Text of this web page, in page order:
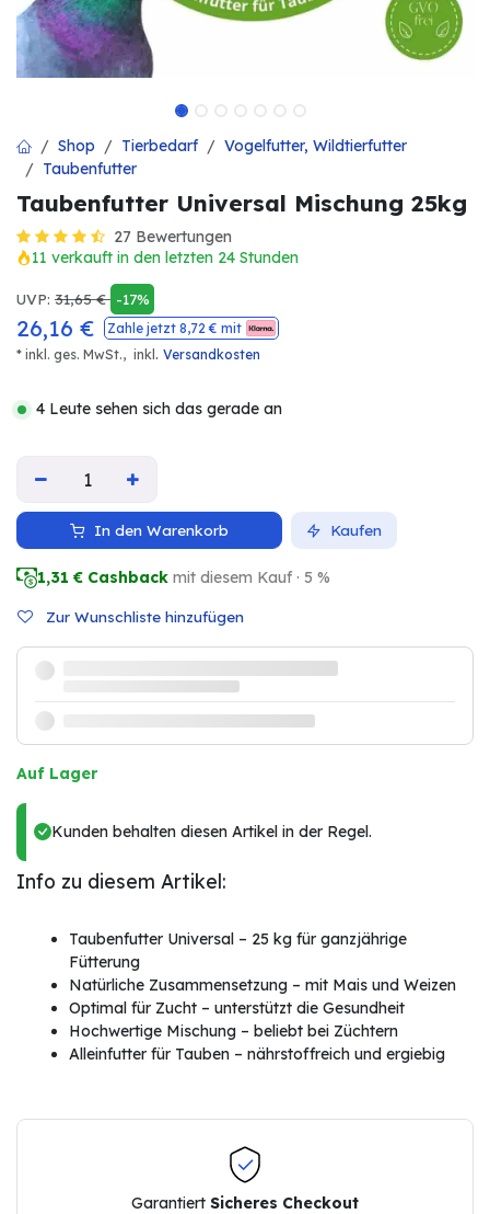
Shop Tierbedarf
Vogelfutter, Wildtierfutter
Taubenfutter
Taubenfutter Universal Mischung 25kg
27 Bewertungen
11 verkauft in den letzten 24 Stunden
UVP: 31,65€ -17%
26,16 € Zahle jetzt 8,72 € mit
* inkl. ges. MwSt., inkl . Versandkosten
4 Leute sehen sich das gerade an
In den Warenkorb Kaufen
1,31 € Cashback mit diesem Kauf · 5 %
Zur Wunschliste hinzufügen
Auf Lager
Kunden behalten diesen Artikel in der Regel.
Info zu diesem Artikel:
Taubenfutter Universal – 25 kg für ganzjährige
Fütterung
Natürliche Zusammensetzung – mit Mais und Weizen
Optimal für Zucht – unterstützt die Gesundheit
Hochwertige Mischung – beliebt bei Züchtern
Alleinfutter für Tauben – nährstoffreich und ergiebig
Garantiert Sicheres Checkout